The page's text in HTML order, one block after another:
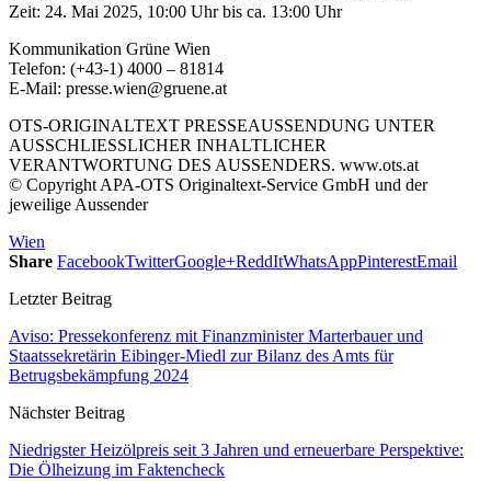
Zeit: 24. Mai 2025, 10:00 Uhr bis ca. 13:00 Uhr
Kommunikation Grüne Wien
Telefon: (+43-1) 4000 – 81814
E-Mail: presse.wien@gruene.at
OTS-ORIGINALTEXT PRESSEAUSSENDUNG UNTER
AUSSCHLIESSLICHER INHALTLICHER
VERANTWORTUNG DES AUSSENDERS. www.ots.at
© Copyright APA-OTS Originaltext-Service GmbH und der
jeweilige Aussender
Wien
Share FacebookTwitterGoogle+ReddItWhatsAppPinterestEmail
Letzter Beitrag
Aviso: Pressekonferenz mit Finanzminister Marterbauer und
Staatssekretärin Eibinger-Miedl zur Bilanz des Amts für
Betrugsbekämpfung 2024
Nächster Beitrag
Niedrigster Heizölpreis seit 3 Jahren und erneuerbare Perspektive:
Die Ölheizung im Faktencheck